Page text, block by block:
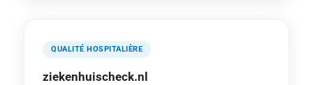
QUALITÉ HOSPITALIÈRE
ziekenhuischeck.nl